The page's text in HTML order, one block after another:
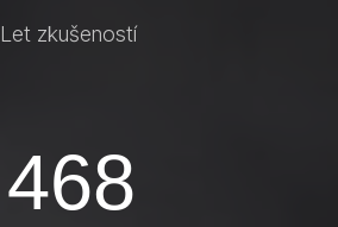
Let zkušeností
468